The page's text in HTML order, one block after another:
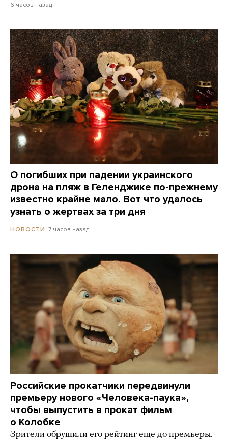
6 часов назад
О погибших при падении украинского
дрона на пляж в Геленджике по-прежнему
известно крайне мало. Вот что удалось
узнать о жертвах за три дня
НОВОСТИ 7 часов назад
Российские прокатчики передвинули
премьеру нового «Человека-паука»,
чтобы выпустить в прокат фильм
о Колобке
Зрители обрушили его рейтинг еще до премьеры.